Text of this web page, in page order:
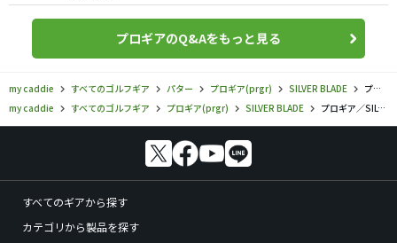
プロギアのQ&Aをもっと見る
my caddie すべてのゴルフギア パター プロギア(prgr) SILVER BLADE
プロギア／SILVER BLADE／シルバーブレード 03 HBの口コミ評価
my caddie
すべてのゴルフギア プロギア(prgr) SILVER BLADE プロギア／SILVER BLADE／シルバーブレード 03 HBの口コミ評価
すべてのギアから探す
カテゴリから製品を探す